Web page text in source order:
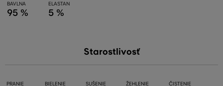
BAVLNA
95 %
ELASTAN
5 %
Starostlivosť
PRANIE BIELENIE SUŠENIE ŽEHLENIE ČISTENIE